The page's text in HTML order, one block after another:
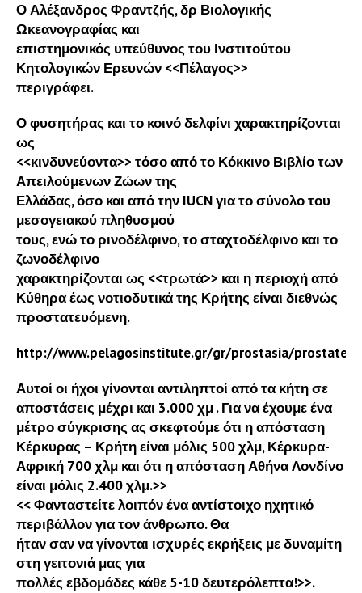
Ο Αλέξανδρος Φραντζής, δρ Βιολογικής
Ωκεανογραφίας και
επιστημονικός υπεύθυνος του Ινστιτούτου
Κητολογικών Ερευνών <<Πέλαγος>>
περιγράφει.
Ο φυσητήρας και το κοινό δελφίνι χαρακτηρίζονται
ως
<<κινδυνεύοντα>> τόσο από το Κόκκινο Βιβλίο των
Απειλούμενων Ζώων της
Ελλάδας, όσο και από την IUCN για το σύνολο του
μεσογειακού πληθυσμού
τους, ενώ το ρινοδέλφινο, το σταχτοδέλφινο και το
ζωνοδέλφινο
χαρακτηρίζονται ως <<τρωτά>> και η περιοχή από
Κύθηρα έως νοτιοδυτικά της Κρήτης είναι διεθνώς
προστατευόμενη.
http://www.pelagosinstitute.gr/gr/prostasia/
Αυτοί οι ήχοι γίνονται αντιληπτοί από τα κήτη σε
αποστάσεις μέχρι και 3.000 χμ . Για να έχουμε ένα
μέτρο σύγκρισης ας σκεφτούμε ότι η απόσταση
Κέρκυρας – Κρήτη είναι μόλις 500 χλμ, Κέρκυρα-
Αφρική 700 χλμ και ότι η απόσταση Αθήνα Λονδίνο
είναι μόλις 2.400 χλμ.>>
<< Φανταστείτε λοιπόν ένα αντίστοιχο ηχητικό
περιβάλλον για τον άνθρωπο. Θα
ήταν σαν να γίνονται ισχυρές εκρήξεις με δυναμίτη
στη γειτονιά μας για
πολλές εβδομάδες κάθε 5-10 δευτερόλεπτα!>>.